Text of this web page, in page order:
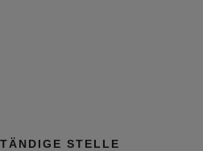
STELLE